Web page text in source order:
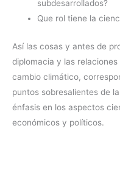
subdesarrollados?
Que rol tiene la
Así las cosas y antes de
diplomacia y las
cambio climático,
puntos sobresalientes de
énfasis en los aspectos
económicos y políticos.